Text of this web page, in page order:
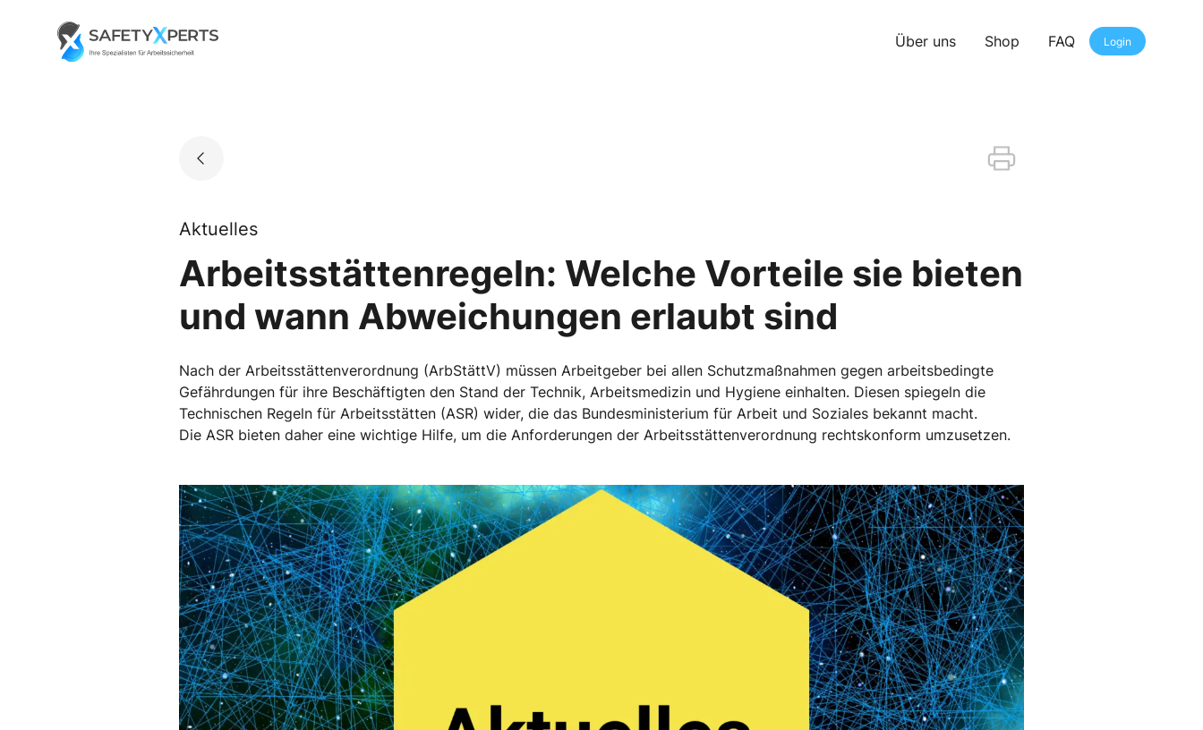
Go to landing page.
Über uns Shop FAQ Login
Aktuelles
Arbeitsstättenregeln: Welche Vorteile sie bieten
und wann Abweichungen erlaubt sind
Nach der Arbeitsstättenverordnung (ArbStättV) müssen Arbeitgeber bei allen Schutzmaßnahmen gegen arbeitsbedingte
Gefährdungen für ihre Beschäftigten den Stand der Technik, Arbeitsmedizin und Hygiene einhalten. Diesen spiegeln die
Technischen Regeln für Arbeitsstätten (ASR) wider, die das Bundesministerium für Arbeit und Soziales bekannt macht.
Die ASR bieten daher eine wichtige Hilfe, um die Anforderungen der Arbeitsstättenverordnung rechtskonform umzusetzen.